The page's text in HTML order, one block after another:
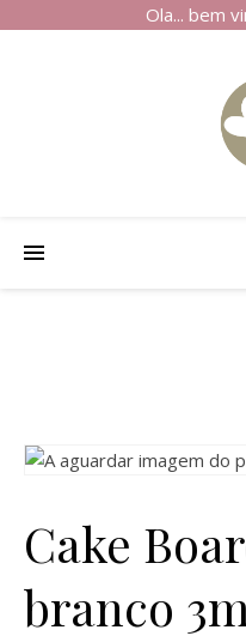
Ola... bem
Cake
branco